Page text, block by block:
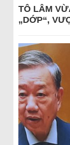
TÔ LÂM
„DỚP“,